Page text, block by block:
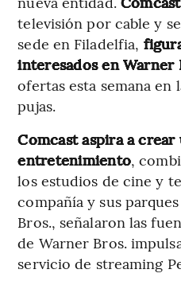
televisión por cable y
sede en Filadelfia,
interesados en Warner
ofertas esta semana en
pujas.
Comcast aspira a
entretenimiento,
los estudios de cine y
compañía y sus
Bros., señalaron las
de Warner Bros.
servicio de streaming